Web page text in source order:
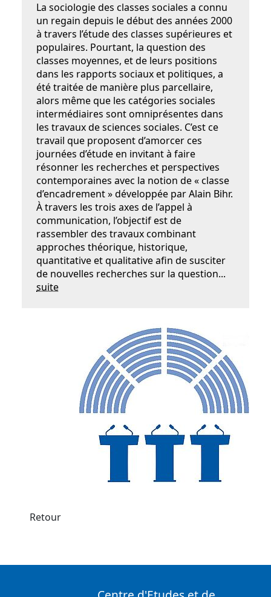
La sociologie des classes sociales a connu
un regain depuis le début des années 2000
à travers l’étude des classes supérieures et
populaires. Pourtant, la question des
classes moyennes, et de leurs positions
dans les rapports sociaux et politiques, a
été traitée de manière plus parcellaire,
alors même que les catégories sociales
intermédiaires sont omniprésentes dans
les travaux de sciences sociales. C’est ce
travail que proposent d’amorcer ces
journées d’étude en invitant à faire
résonner les recherches et perspectives
contemporaines avec la notion de « classe
d’encadrement » développée par Alain Bihr.
À travers les trois axes de l’appel à
communication, l’objectif est de
rassembler des travaux combinant
approches théorique, historique,
quantitative et qualitative afin de susciter
de nouvelles recherches sur la question...
suite
Retour